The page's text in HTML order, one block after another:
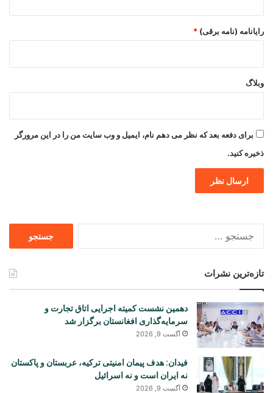
رایانامه (نامه برقی) *
وبلاگ
برای دفعه بعد که نظر می دهم نام، ایمیل و وب سایت من را در این مرورگر
ذخیره کنید.
تازه‌ترین نشرات
دهمین نشست کمیته اجرایی اتاق تجارت و
سرمایه‌گذاری افغانستان برگزار شد
آگست 9, 2026
فیدان: هدف پیمان امنیتی ترکیه، عربستان و پاکستان
نه ایران است و نه اسرائیل
آگست 9, 2026